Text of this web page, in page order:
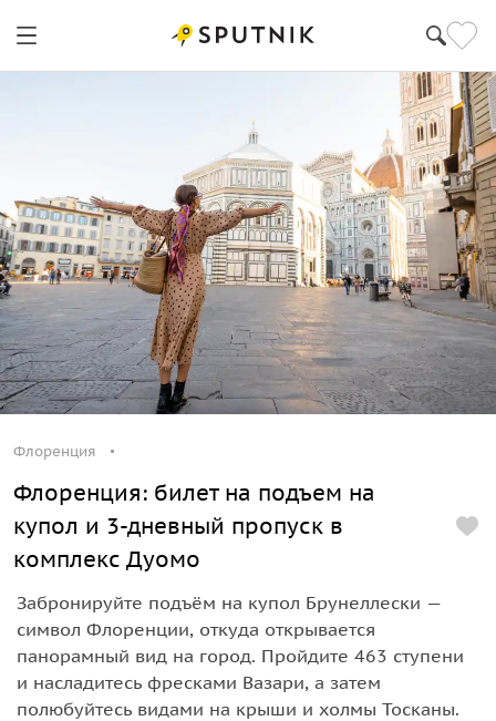
Флоренция
Флоренция: билет на подъем на
купол и 3-дневный пропуск в
комплекс Дуомо
Забронируйте подъём на купол Брунеллески —
символ Флоренции, откуда открывается
панорамный вид на город. Пройдите 463 ступени
и насладитесь фресками Вазари, а затем
полюбуйтесь видами на крыши и холмы Тосканы.